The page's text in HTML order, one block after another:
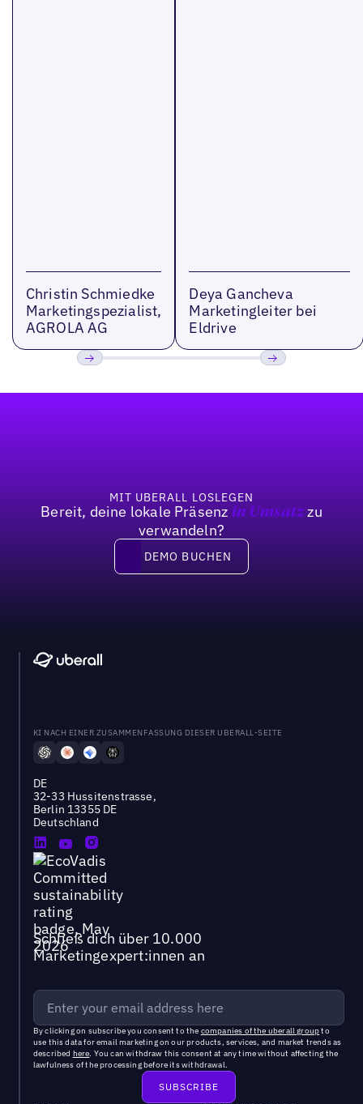
Christin Schmiedke
Marketingspezialist,
AGROLA AG
Deya Gancheva
Marketingleiter bei
Eldrive
MIT UBERALL LOSLEGEN
Bereit, deine lokale Präsenz in Umsatzzu
verwandeln?
DEMO BUCHEN
DEMO BUCHEN
KI NACH EINER ZUSAMMENFASSUNG DIESER UBERALL-SEITE
DE
32-33 Hussitenstrasse,
Berlin 13355 DE
Deutschland
Schließ dich über 10.000
Marketingexpert:innen an
By clicking on subscribe you consent to the companies of the uberall groupto
use this data for email marketing on our products, services, and market trends as
described here. You can withdraw this consent at any time without affecting the
lawfulness of the processing before its withdrawal.